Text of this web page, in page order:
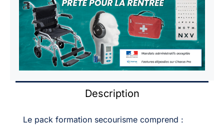
+
défibrillateur
de
formation
XFT
Description
Le pack formation secourisme comprend :